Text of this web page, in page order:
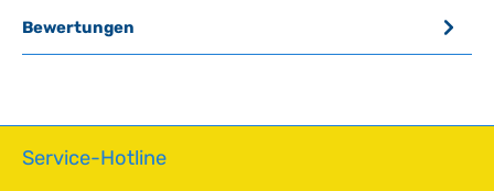
Bewertungen
Service-Hotline